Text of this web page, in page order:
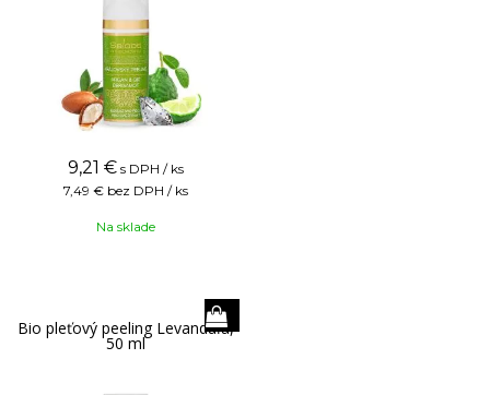
9,21 € s DPH / ks
7,49 € bez DPH / ks
Na sklade
Bio pleťový peeling Levanduľa,
50 ml